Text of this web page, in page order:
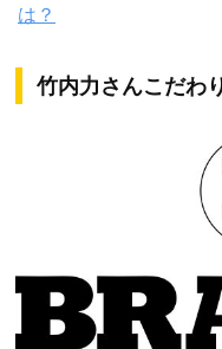
は？
竹内力さんこだわ